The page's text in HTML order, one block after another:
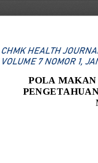
CHMK HEALTH
VOLUME 7NOMOR 1
,
POLA MAKAN
PEN